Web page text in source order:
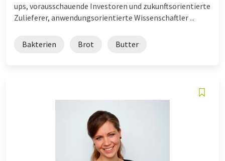
ups, vorausschauende Investoren und zukunftsorientierte
Zulieferer, anwendungsorientierte Wissenschaftler ...
Bakterien Brot Butter